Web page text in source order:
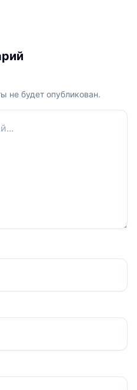
не будет опубликован.